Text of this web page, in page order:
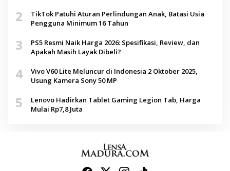
2
TikTok Patuhi Aturan Perlindungan Anak, Batasi Usia
Pengguna Minimum 16 Tahun
3
PS5 Resmi Naik Harga 2026: Spesifikasi, Review, dan
Apakah Masih Layak Dibeli?
4
Vivo V60 Lite Meluncur di Indonesia 2 Oktober 2025,
Usung Kamera Sony 50 MP
5
Lenovo Hadirkan Tablet Gaming Legion Tab, Harga
Mulai Rp7,8 Juta